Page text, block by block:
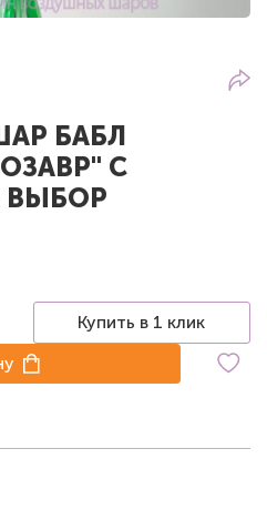
БАБЛ
С
Купить в 1 клик